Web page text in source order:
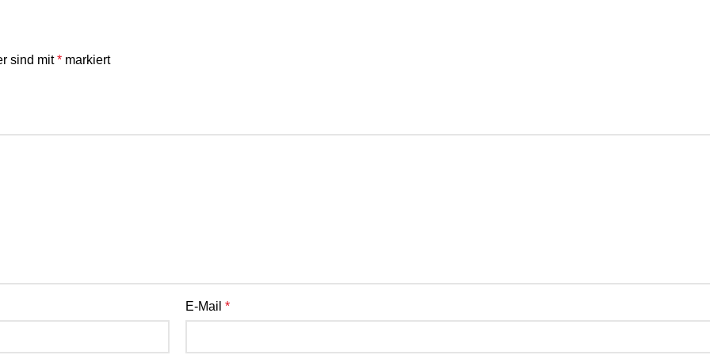
sind mit* markiert
E-Mail *